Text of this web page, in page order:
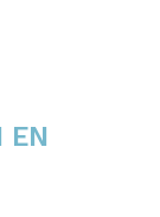
EN